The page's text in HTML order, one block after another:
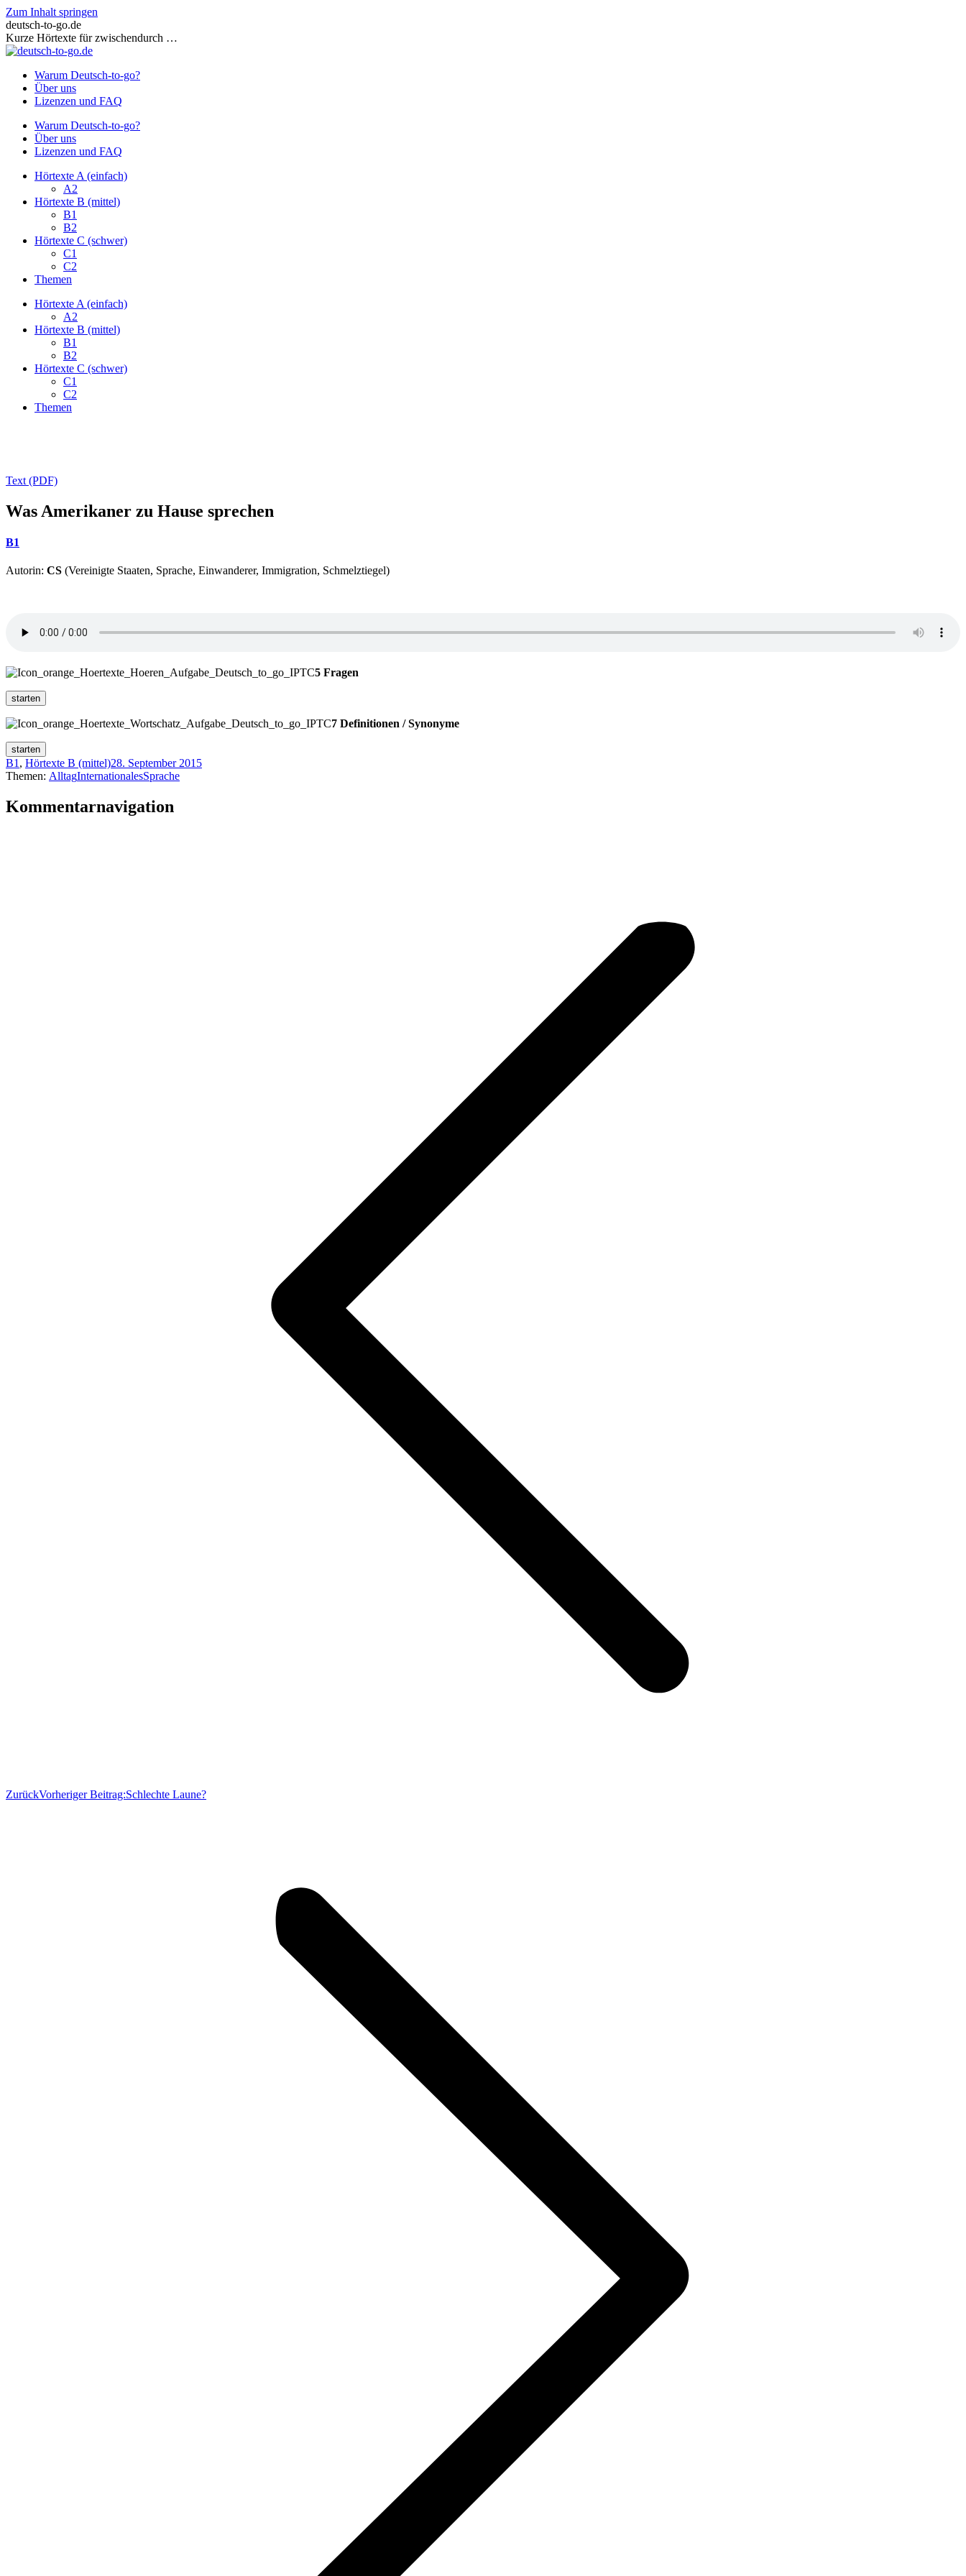
Zum Inhalt springen
deutsch-to-go.de
Kurze Hörtexte für zwischendurch …
Warum Deutsch-to-go?
Über uns
Lizenzen und FAQ
Warum Deutsch-to-go?
Über uns
Lizenzen und FAQ
Hörtexte A (einfach)
A2
Hörtexte B (mittel)
B1
B2
Hörtexte C (schwer)
C1
C2
Themen
Hörtexte A (einfach)
A2
Hörtexte B (mittel)
B1
B2
Hörtexte C (schwer)
C1
C2
Themen
Text (PDF)
Was Amerikaner zu Hause sprechen
B1
Autorin: CS (Vereinigte Staaten, Sprache, Einwanderer, Immigration, Schmelztiegel)
5 Fragen
7 Definitionen / Synonyme
B1, Hörtexte B (mittel)28. September 2015
Themen: AlltagInternationalesSprache
Kommentarnavigation
ZurückVorheriger Beitrag:Schlechte Laune?